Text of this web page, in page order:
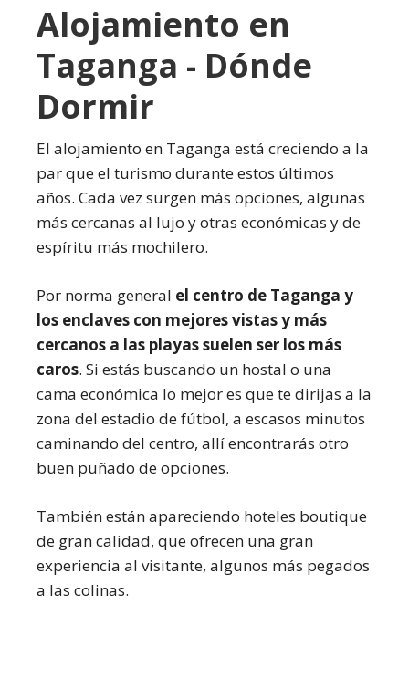
Alojamiento en
Taganga - Dónde
Dormir
El alojamiento en Taganga está creciendo a la
par que el turismo durante estos últimos
años. Cada vez surgen más opciones, algunas
más cercanas al lujo y otras económicas y de
espíritu más mochilero.
Por norma general el centro de Taganga y
los enclaves con mejores vistas y más
cercanos a las playas suelen ser los más
caros. Si estás buscando un hostal o una
cama económica lo mejor es que te dirijas a la
zona del estadio de fútbol, a escasos minutos
caminando del centro, allí encontrarás otro
buen puñado de opciones.
También están apareciendo hoteles boutique
de gran calidad, que ofrecen una gran
experiencia al visitante, algunos más pegados
a las colinas.